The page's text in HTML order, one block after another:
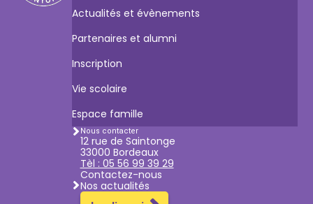
Actualités et évènements
Partenaires et alumni
Inscription
Vie scolaire
Espace famille
Nous contacter
12 rue de Saintonge
33000 Bordeaux
Tèl : 05 56 99 39 29
Contactez-nous
Nos actualités